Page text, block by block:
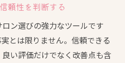
頼性を判断する
ン選びの強力なツールです
とは限りません。信頼できる
い評価だけでなく改善点も含